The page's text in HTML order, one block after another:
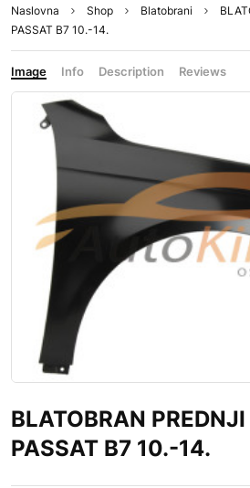
Naslovna Shop Blatobrani
PASSAT B7 10.-14.
Image Info Description Reviews
BLATOBRAN PREDNJI
PASSAT B7 10.-14.